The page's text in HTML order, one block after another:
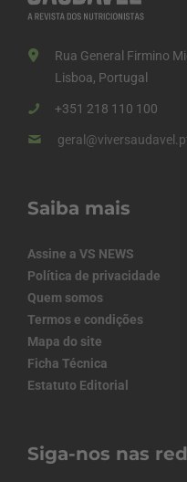
Rua General Firmino
Lisboa, Portugal
+351 218 110 100
Saiba mais
Assine a VS NEWS
Política de privacidade
Quem somos
Termos e condições
Mapa do site
Ficha Técnica
Estatuto Editorial
Siga-nos nas